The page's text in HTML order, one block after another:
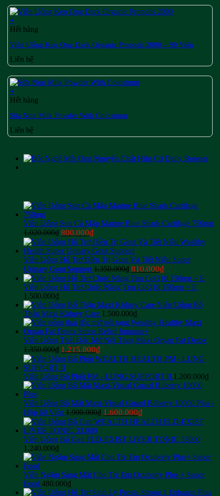
+
Hết hàng
Viên Uống Keo Ong Dark Organic Propolis 2000 – 90 Viên
Liên hệ
+
Hết hàng
Sữa Non Milk Powder With Colostrum
Liên hệ
Viên Uống Sụn Cá Mập Marine Blue Shark Cartilage 750mg
1.020.000₫ Giá
gốc
là:
1.020.000₫.
800.000₫Giá
hiện
tại
là:
800.000₫.
Viên Uống Hỗ Trợ Điều Trị Gout Và Tiết Niệu Super
Urinary Gout Support 1.350.000₫ Giá
gốc
là:
810.000₫Giá
hiện
tại
810.000₫.
Viên Uống Hỗ Trợ Chức Năng Tim CoQ10 150mg + E
1.500.000₫
Viên Uống Bổ
Thận Maxi Kidney Care 1.500.000₫
Viên Uống Thải Độc Mỡ Nội Tạng Maxi Organ Fat Detox
1.350.000₫ Giá
gốc
là:
1.350.000₫.
1.215.000₫Giá
hiện
là:
1.215.000₫.
Viên Uống Bổ Phổi PM - LUNG SUPPORT II 1.200.000₫
Viên Uống Bổ Mắt Maxi-Visual Guard Bilberry 10000 Plus -
Hộp 60 Viên 1.900.000₫ Giá
gốc
1.900.000₫.
1.600.000₫Giá
hiện
là:
Viên Uống Bổ Gan FLD-EXIST LIVER TONIC 33000
1.240.000₫
Viên Ngậm Sáng Mắt Cho Trẻ Em Ocuberry Plus + Super
Food 480.000₫